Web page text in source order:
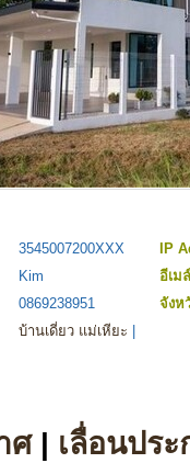
3545007200XXX IP
Kim
อีเม
0869238951 จังห
บ้านเดี่ยว แม่เหียะ
ศ| เลื่อนปร